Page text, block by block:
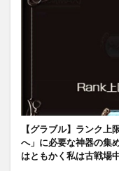
【グラブル】ランク
へ」に必要な神器の集
はともかく私は古戦場